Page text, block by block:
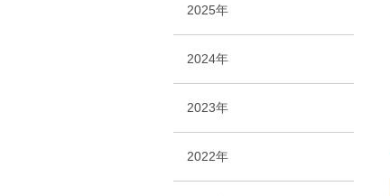
2025年
2024年
2023年
2022年